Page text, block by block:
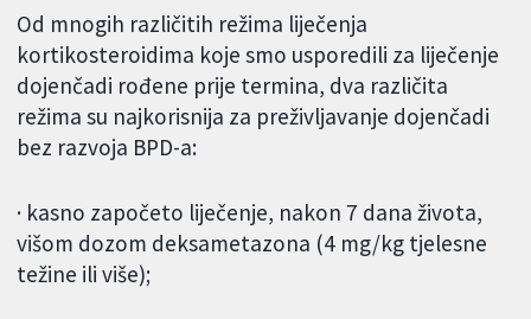
Od mnogih različitih režima liječenja
kortikosteroidima koje smo usporedili za liječenje
dojenčadi rođene prije termina, dva različita
režima su najkorisnija za preživljavanje dojenčadi
bez razvoja BPD-a:
· kasno započeto liječenje, nakon 7 dana života,
višom dozom deksametazona (4 mg/kg tjelesne
težine ili više);